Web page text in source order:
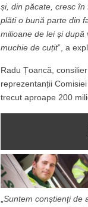
și, din păcate, cresc
plăti o bună parte din
milioane de lei și
muchie de cuțit”, a
Radu Țoancă,
reprezentanții
trecut aproape 200
„Suntem conștienți de